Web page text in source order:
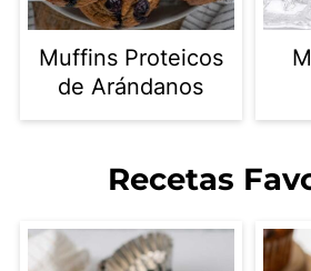
Muffins Proteicos
de Arándanos
Recetas